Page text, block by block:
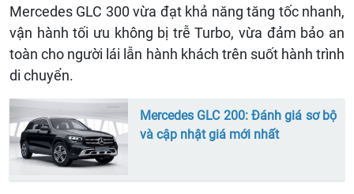
Mercedes GLC 300 vừa đạt khả năng tăng tốc nhanh,
vận hành tối ưu không bị trễ Turbo, vừa đảm bảo an
toàn cho người lái lẫn hành khách trên suốt hành trình
di chuyển.
Mercedes GLC 200: Đánh giá sơ bộ
và cập nhật giá mới nhất